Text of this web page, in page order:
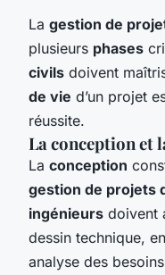
La gestion de
plusieurs phases
civils doivent
de vie d’un projet
réussite.
La conception et
La conception
gestion de projets
ingénieurs doivent
dessin technique,
analyse des